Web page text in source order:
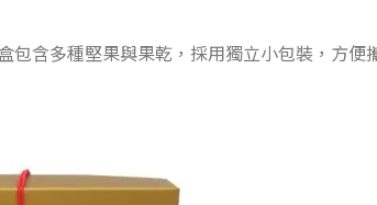
含多種堅果與果乾，採用獨立小包裝，方便